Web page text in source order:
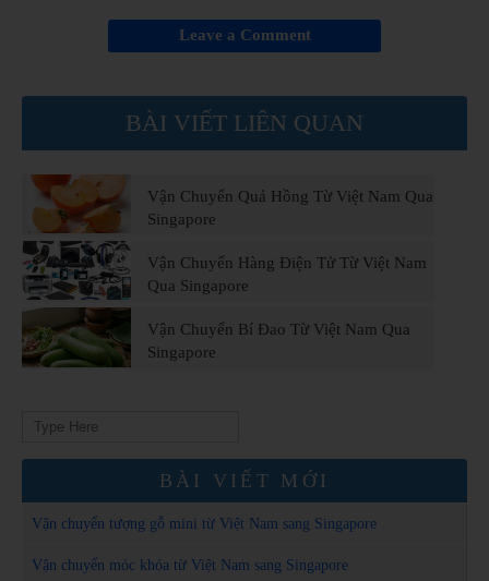
Leave a Comment
BÀI VIẾT LIÊN QUAN
Vận Chuyển Quả Hồng Từ Việt Nam Qua
Singapore
Vận Chuyển Hàng Điện Tử Từ Việt Nam
Qua Singapore
Vận Chuyển Bí Đao Từ Việt Nam Qua
Singapore
Search
BÀI VIẾT MỚI
Vận chuyển tượng gỗ mini từ Việt Nam sang Singapore
Vận chuyển móc khóa từ Việt Nam sang Singapore